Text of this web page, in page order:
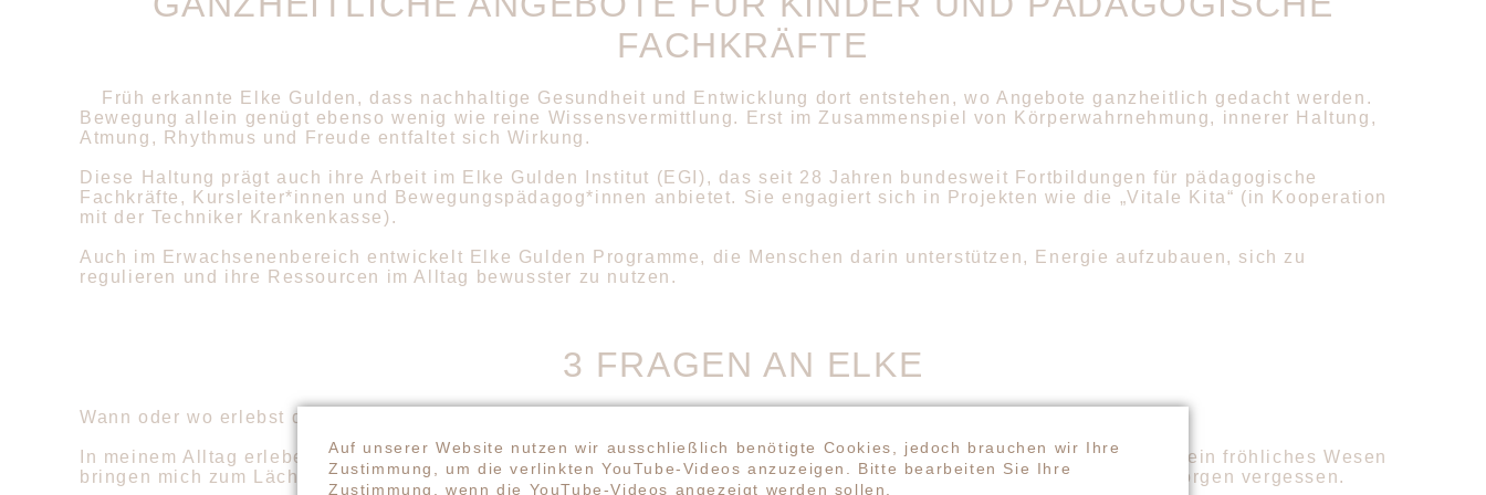
FACHKRÄFTE
Früh erkannte Elke Gulden, dass nachhaltige Gesundheit und Entwicklung dort entstehen, wo Angebote ganzheitlich gedacht werden.
Bewegung allein genügt ebenso wenig wie reine Wissensvermittlung. Erst im Zusammenspiel von Körperwahrnehmung, innerer Haltung,
Atmung, Rhythmus und Freude entfaltet sich Wirkung.
Diese Haltung prägt auch ihre Arbeit im Elke Gulden Institut (EGI), das seit 28 Jahren bundesweit Fortbildungen für pädagogische
Fachkräfte, Kursleiter*innen und Bewegungspädagog*innen anbietet. Sie engagiert sich in Projekten wie die „Vitale Kita“ (in Kooperation
mit der Techniker Krankenkasse).
Auch im Erwachsenenbereich entwickelt Elke Gulden Programme, die Menschen darin unterstützen, Energie aufzubauen, sich zu
regulieren und ihre Ressourcen im Alltag bewusster zu nutzen.
3 FRAGEN AN ELKE
Wann oder wo erlebst du in deinem Alltag im Moment am meisten Leichtigkeit?
In meinem Alltag erlebe ich Leichtigkeit vor allem, wenn ich mit meinem Hund spazieren gehe. Die frische Luft und sein fröhliches Wesen
bringen mich zum Lächeln. Auch das Tanzen in meiner Wohnung erfüllt mich mit Freude; die Musik lässt mich alle Sorgen vergessen.
Auf unserer Website nutzen wir ausschließlich benötigte Cookies, jedoch brauchen wir Ihre
Zustimmung, um die verlinkten YouTube-Videos anzuzeigen. Bitte bearbeiten Sie Ihre
Zustimmung, wenn die YouTube-Videos angezeigt werden sollen.